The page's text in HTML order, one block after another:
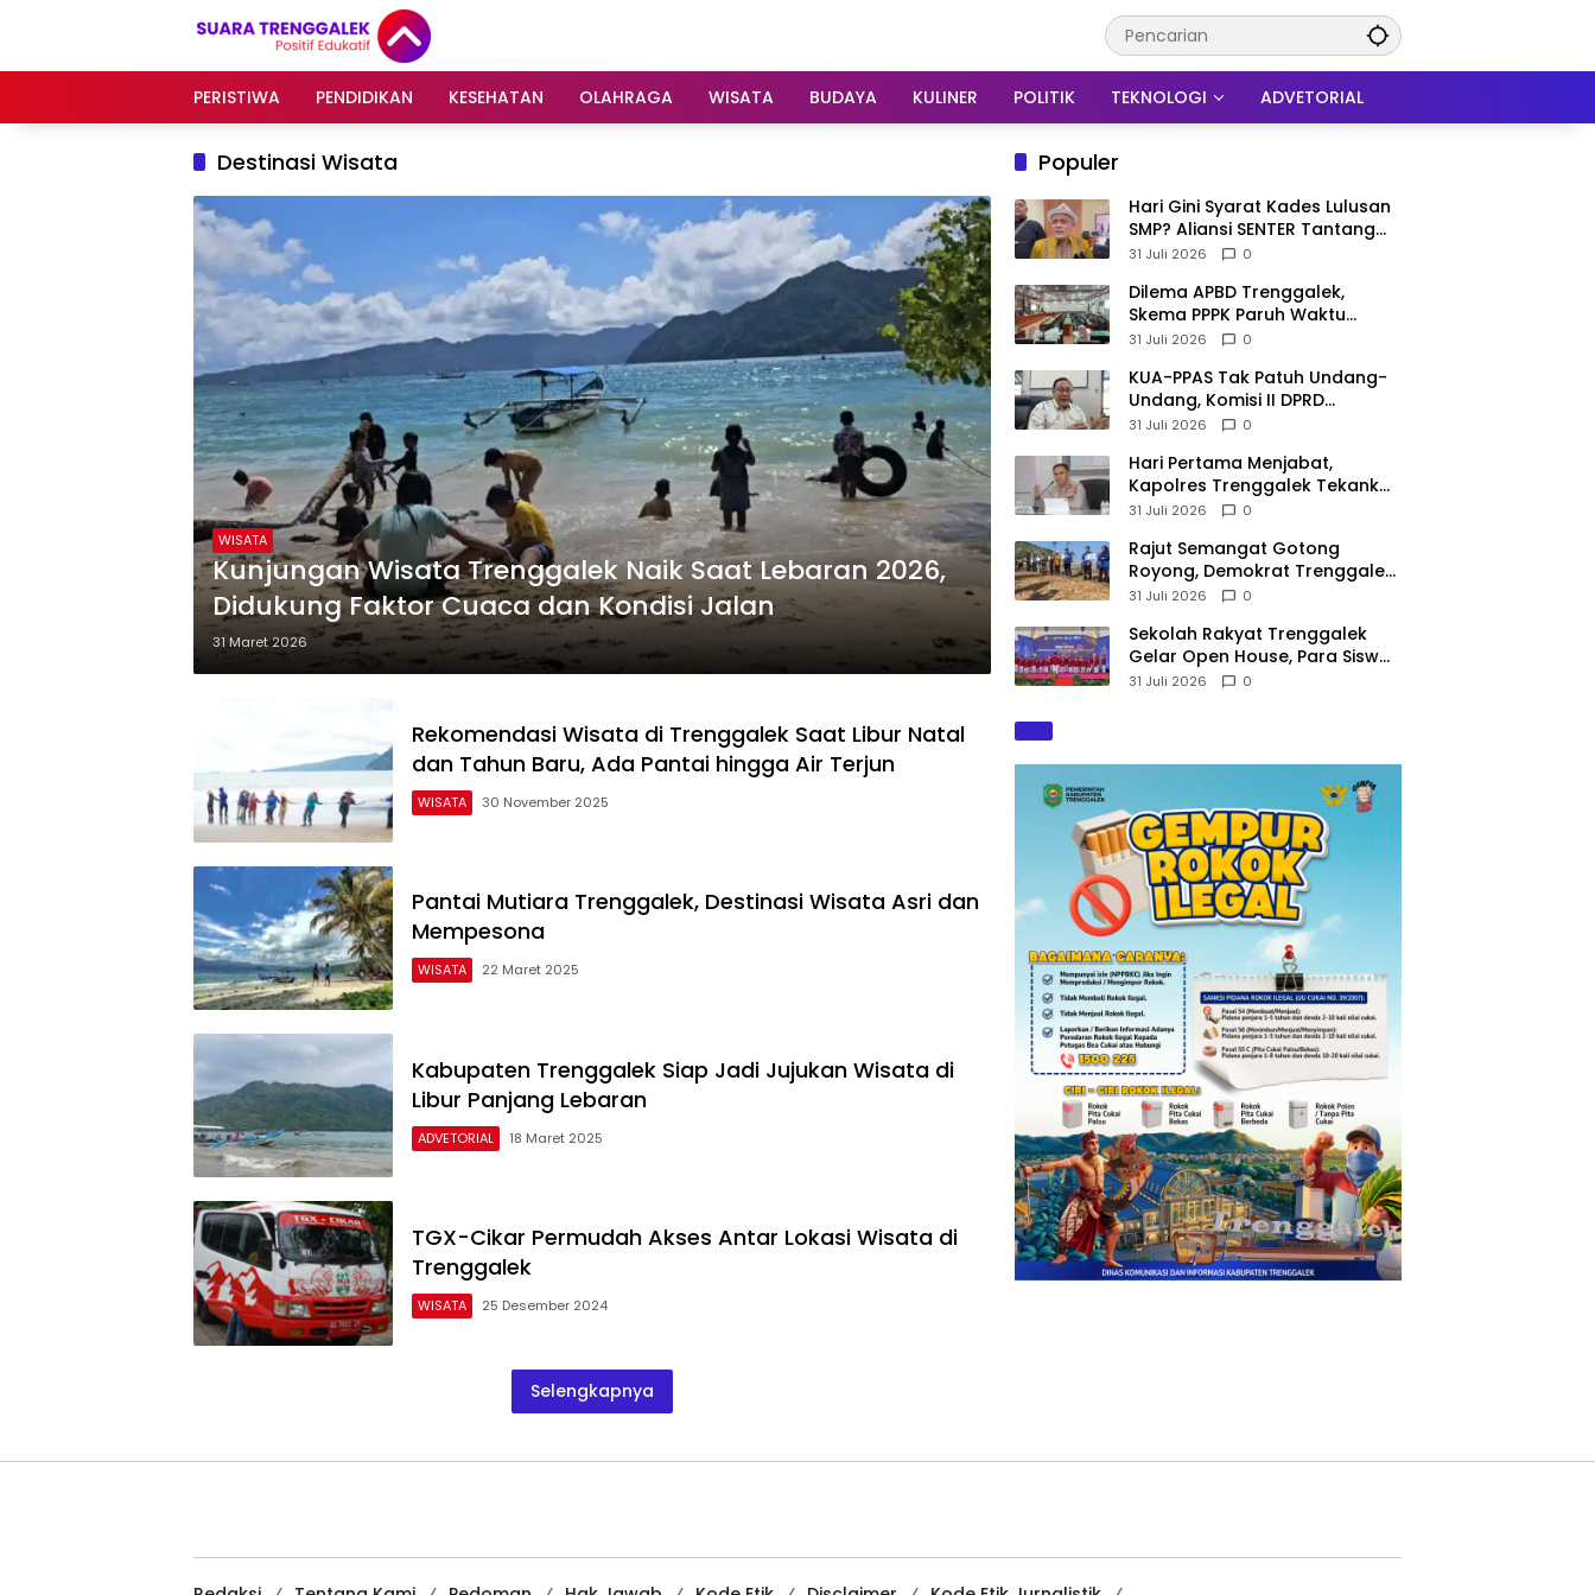
PERISTIWA
PENDIDIKAN KESEHATAN OLAHRAGA WISATA BUDAYA KULINER POLITIK TEKNOLOGI ADVETORIAL
Destinasi Wisata
WISATA
Kunjungan Wisata Trenggalek Naik Saat Lebaran 2026,
Didukung Faktor Cuaca dan Kondisi Jalan
31 Maret 2026
Rekomendasi Wisata di Trenggalek Saat Libur Natal
dan Tahun Baru, Ada Pantai hingga Air Terjun
WISATA 30 November 2025
Pantai Mutiara Trenggalek, Destinasi Wisata Asri dan
Mempesona
WISATA 22 Maret 2025
Kabupaten Trenggalek Siap Jadi Jujukan Wisata di
Libur Panjang Lebaran
ADVETORIAL 18 Maret 2025
TGX-Cikar Permudah Akses Antar Lokasi Wisata di
Trenggalek
WISATA 25 Desember 2024
Selengkapnya
Populer
Hari Gini Syarat Kades Lulusan
SMP? Aliansi SENTER Tantang
DPRD Trenggalek Berani
31 Juli 2026 0
Dilema APBD Trenggalek,
Skema PPPK Paruh Waktu
Mengemuka Demi Pangkas Rp
31 Juli 2026 0
KUA-PPAS Tak Patuh Undang-
Undang, Komisi II DPRD
Trenggalek: APBD 2027
31 Juli 2026 0
Hari Pertama Menjabat,
Kapolres Trenggalek Tekankan
Anggota Disiplin Hindari
31 Juli 2026 0
​Rajut Semangat Gotong
Royong, Demokrat Trenggalek
Gaungkan Gerakan Langit Biru
31 Juli 2026 0
Sekolah Rakyat Trenggalek
Gelar Open House, Para Siswa
Mulai Tempati Gedung Baru
31 Juli 2026 0